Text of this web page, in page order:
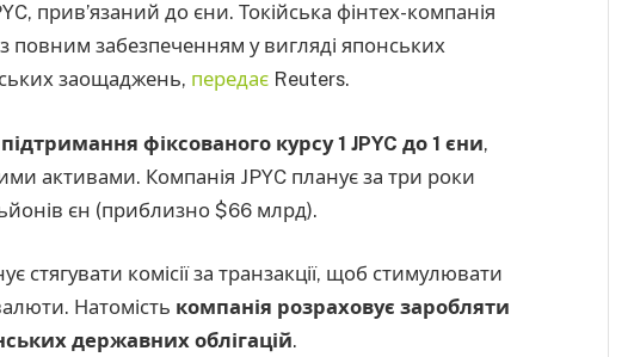
прив’язаний до єни. Токійська фінтех-компанія
повним забезпеченням у вигляді японських
заощаджень, передає Reuters.
фіксованого курсу 1 JPYC до 1 єни,
активами. Компанія JPYC планує за три роки
єн (приблизно $66 млрд).
стягувати комісії за транзакції, щоб стимулювати
Натомість компанія розраховує заробляти
державних облігацій.